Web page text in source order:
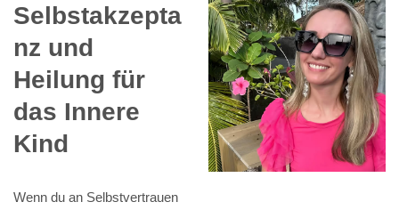
Selbstakzepta
nz und
Heilung für
das Innere
Kind
Wenn du an Selbstvertrauen